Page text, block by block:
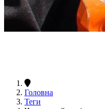
Головна
Теги